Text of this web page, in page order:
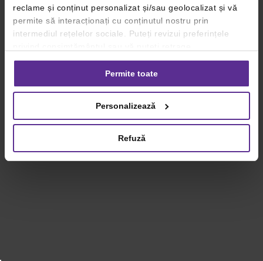
reclame și conținut personalizat și/sau geolocalizat și vă
permite să interacționați cu conținutul nostru prin
intermediul rețelelor sociale. Puteți revizui preferințele
consimțământul oricând, făcând click pe linkul către
setările dvs. de cookie-uri.
privind utilizarea modulelor cookie.Detalii
Permite toate
Personalizează
Refuză